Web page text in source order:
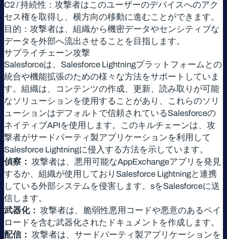
C2 / 持続性：攻撃者はこのユーザーのデバイスへのアク
セス権を取得し、横方向の移動に進むことができます。
目的：攻撃者は、組織から機密データやセンシティブな
データを外部へ流出させることを目指します。
サプライチェーン攻撃
Salesforceは、Salesforce Lightningプラットフォームとの
統合や機能拡張のための様々な方法をサポートしていま
す。組織は、コンテンツの作成、更新、読み取りが可能
なソリューションを使用することがあり、これらのソリ
ューションはデフォルトで信頼されているSalesforceの
ネイティブAPIを使用します。このキルチェーンは、攻
撃者がサードパーティ製アプリケーションを利用して
Salesforce Lightningに侵入する方法を示しています。
偵察： 攻撃者は、悪用可能なAppExchangeアプリを発見
するか、組織が使用しておりSalesforce Lightningと連携
している外部システムを侵害します。sをSalesforceに送
信します。
武器化： 攻撃者は、脆弱性悪用コードや悪意のあるペイ
ロードを含む武器化されたドキュメントを作成します。
配信： 攻撃者は、サードパーティ製アプリケーションを